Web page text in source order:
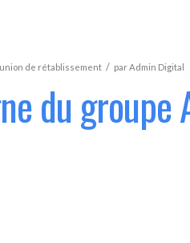
de rétablissement / parAdmin Digital
du